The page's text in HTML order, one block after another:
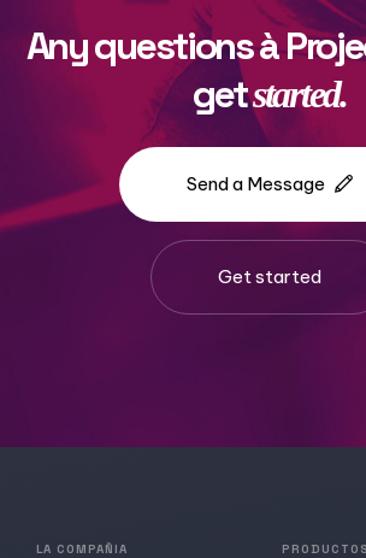
Any questions à
getstarted.
Send a Message
Get started
LA COMPAÑIA PRODUCTOS